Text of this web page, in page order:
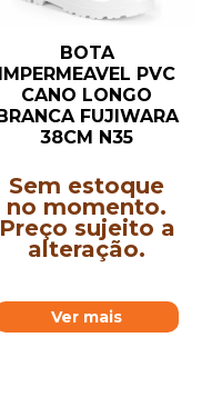
BOTA
IMPERMEAVEL PVC
CANO LONGO
FUJIWARA
38CM N35
Sem estoque
no momento.
Preço sujeito a
alteração.
Ver mais